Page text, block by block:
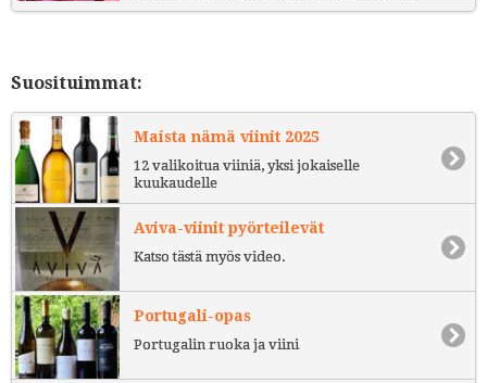
Suosituimmat:
Maista nämä viinit 2025
12 valikoitua viiniä, yksi jokaiselle
kuukaudelle
Aviva-viinit pyörteilevät
Katso tästä myös video.
Portugali-opas
Portugalin ruoka ja viini